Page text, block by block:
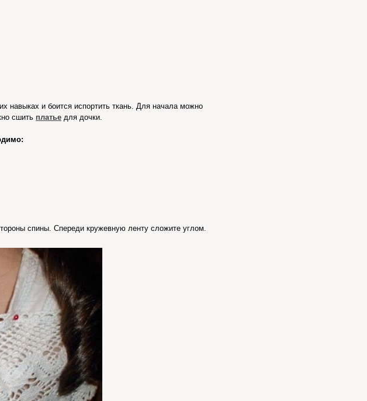
навыках и боится испортить ткань. Для начала можно
сшить платье для дочки.
спины. Спереди кружевную ленту сложите углом.